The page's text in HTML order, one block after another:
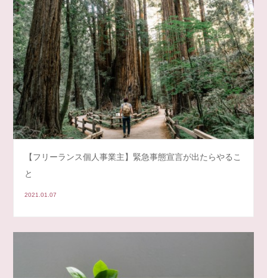
【フリーランス個人事業主】緊急事態宣言が出たらやるこ
と
2021.01.07